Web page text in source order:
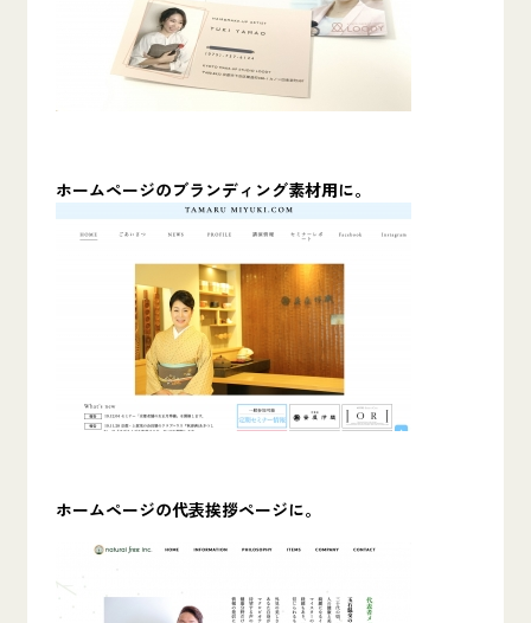
ホームページのブランディング素材用に。
ホームページの代表挨拶ページに。